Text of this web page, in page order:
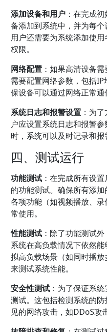
添加设备和用户 ：在完成
备添加到系统中，并为每个
用户还需要为系统添加使
权限。
网络配置 ：如果高清设备
需要配置网络参数，包括
保设备可以通过网络正常通
系统日志和报警设置 ：为
户应设置系统日志和报警
时，系统可以及时记录和报
四、测试运行
功能测试 ：在完成所有设
的功能测试。确保所有添
各项功能（如视频播放、
常使用。
性能测试 ：除了功能测试
系统在高负载情况下依然
拟高负载场景（如同时播放
来测试系统性能。
安全性测试 ：为了保证系
测试。这包括检测系统的
见的网络攻击，如DDoS攻